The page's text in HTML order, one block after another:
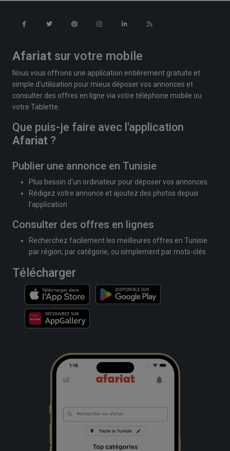
Afariat sur votre mobile
Nous vous offrons une application entièrement gratuite et
simple d'utilisation pour mieux déposer vos annonces et
consulter des offres en ligne via votre téléphone mobile ou
votre Tablette.
Que puis-je faire avec l'application
Afariat ?
Publier une annonce en Tunisie
Plus besoin d'un ordinateur pour déposer vos annonces
Rédigez votre annonce et ajoutez des photos depuis
l'application
Consulter des offres en lignes
Recherchez facilement les meilleures offres en Tunisie
par région, par catégorie, ou simplement par mots-clés.
Télécharger